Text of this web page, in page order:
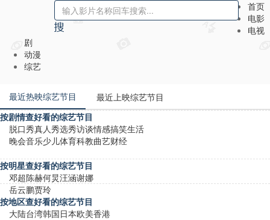
首页
电影
电视
剧
动漫
综艺
最近热映综艺节目
最近上映综艺节目
按剧情查好看的综艺节目
脱口秀真人秀选秀访谈情感搞笑生活
晚会音乐少儿体育科教曲艺财经
按明星查好看的综艺节目
邓超陈赫何炅汪涵谢娜
岳云鹏贾玲
按地区查好看的综艺节目
大陆台湾韩国日本欧美香港